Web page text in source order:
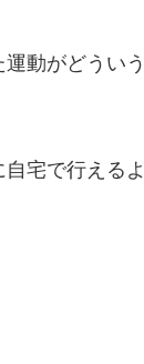
動がどうい
宅で行える